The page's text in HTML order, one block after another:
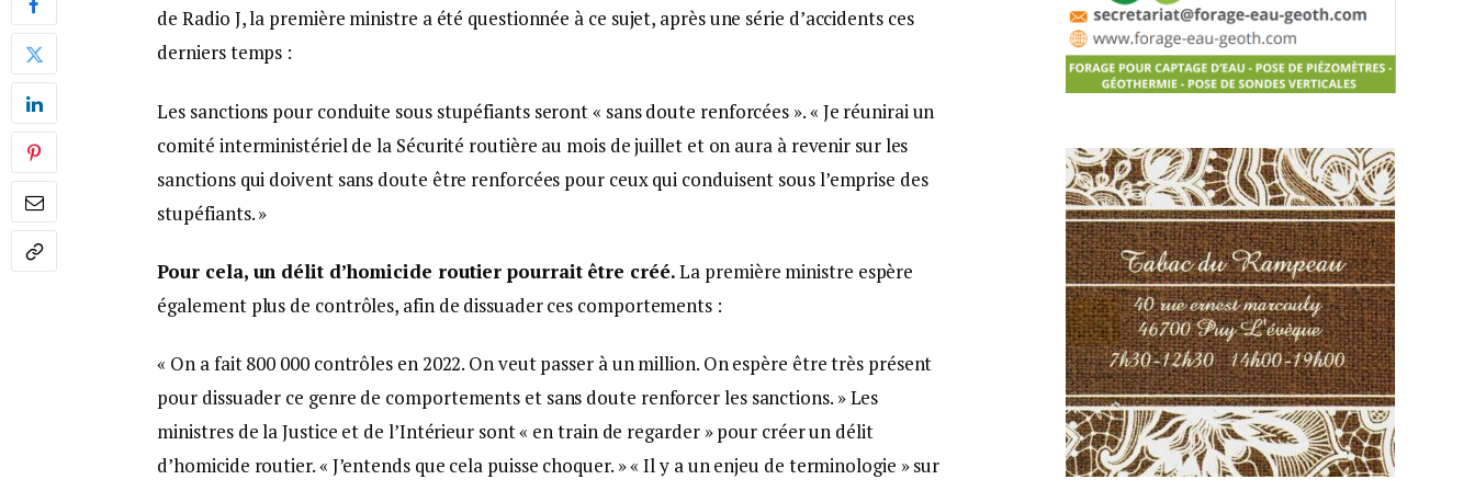
de Radio J, la première ministre a été questionnée à ce sujet, après une série d’accidents ces
derniers temps :
Les sanctions pour conduite sous stupéfiants seront « sans doute renforcées ». « Je réunirai un
comité interministériel de la Sécurité routière au mois de juillet et on aura à revenir sur les
sanctions qui doivent sans doute être renforcées pour ceux qui conduisent sous l’emprise des
stupéfiants. »
Pour cela, un délit d’homicide routier pourrait être créé.La première ministre espère
également plus de contrôles, afin de dissuader ces comportements :
« On a fait 800 000 contrôles en 2022. On veut passer à un million. On espère être très présent
pour dissuader ce genre de comportements et sans doute renforcer les sanctions. » Les
ministres de la Justice et de l’Intérieur sont « en train de regarder » pour créer un délit
d’homicide routier. « J’entends que cela puisse choquer. » « Il y a un enjeu de terminologie » sur